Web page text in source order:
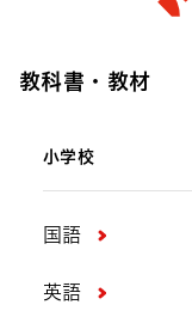
教科書・教材
小学校
国語
英語